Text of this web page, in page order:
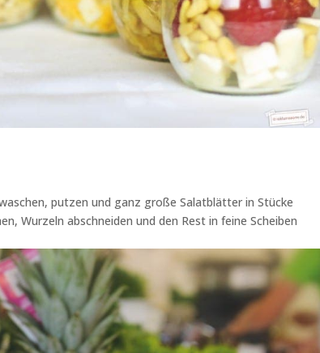
putzen und ganz große Salatblätter in Stücke
Wurzeln abschneiden und den Rest in feine Scheiben